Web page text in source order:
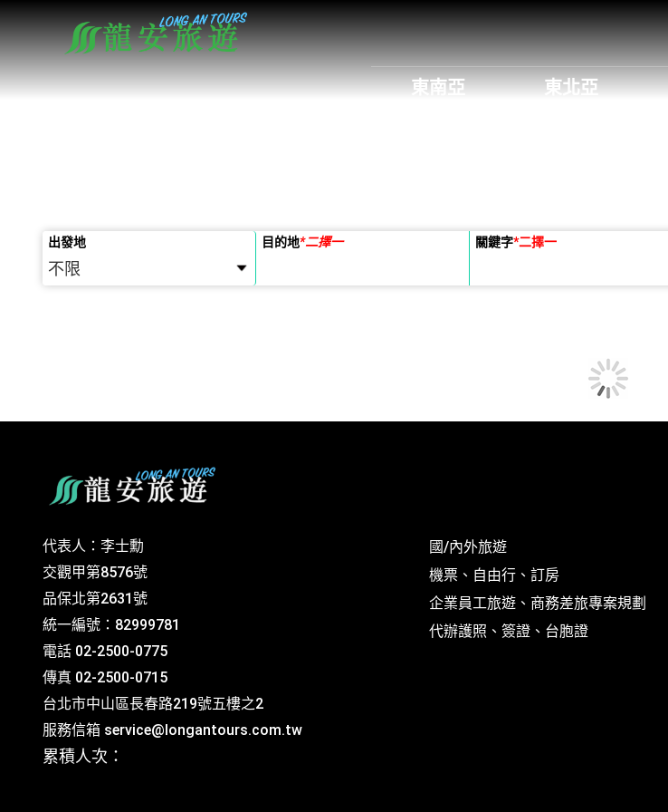
東北亞
東南亞
出發地 目的地*二擇一 關鍵字*二擇一
代表人：李士勳
交觀甲第8576號
品保北第2631號
統一編號：82999781
電話 02-2500-0775
傳真 02-2500-0715
台北市中山區長春路219號五樓之2
服務信箱 service@longantours.com.tw
累積人次：
國/內外旅遊
機票、自由行、訂房
企業員工旅遊、商務差旅專案規劃
代辦護照、簽證、台胞證